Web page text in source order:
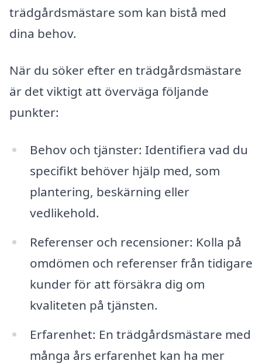
trädgårdsmästare som kan bistå med
dina behov.
När du söker efter en trädgårdsmästare
är det viktigt att överväga följande
punkter:
Behov och tjänster: Identifiera vad du
specifikt behöver hjälp med, som
plantering, beskärning eller
vedlikehold.
Referenser och recensioner: Kolla på
omdömen och referenser från tidigare
kunder för att försäkra dig om
kvaliteten på tjänsten.
Erfarenhet: En trädgårdsmästare med
många års erfarenhet kan ha mer